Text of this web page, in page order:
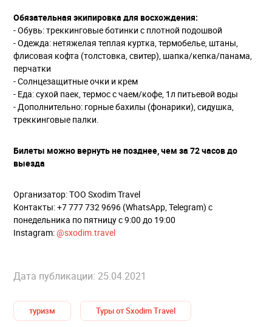
Обязательная экипировка для восхождения:
- Обувь: треккинговые ботинки с плотной подошвой
- Одежда: нетяжелая теплая куртка, термобелье, штаны,
флисовая кофта (толстовка, свитер), шапка/кепка/панама,
перчатки
- Солнцезащитные очки и крем
- Еда: сухой паек, термос с чаем/кофе, 1л питьевой воды
- Дополнительно: горные бахилы (фонарики), сидушка,
треккинговые палки.
Билеты можно вернуть не позднее, чем за 72 часов до
выезда
Организатор: ТОО Sxodim Travel
Контакты: +7 777 732 9696 (WhatsApp, Telegram) с
понедельника по пятницу с 9:00 до 19:00
Instagram:@sxodim.travel
Дата публикации: 25.04.2021
туризм Туры от Sxodim Travel